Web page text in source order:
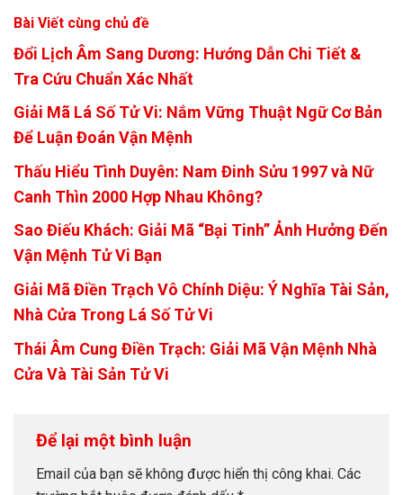
Bài Viết cùng chủ đề
Đổi Lịch Âm Sang Dương: Hướng Dẫn Chi Tiết &
Tra Cứu Chuẩn Xác Nhất
Giải Mã Lá Số Tử Vi: Nắm Vững Thuật Ngữ Cơ Bản
Để Luận Đoán Vận Mệnh
Thấu Hiểu Tình Duyên: Nam Đinh Sửu 1997 và Nữ
Canh Thìn 2000 Hợp Nhau Không?
Sao Điếu Khách: Giải Mã “Bại Tinh” Ảnh Hưởng Đến
Vận Mệnh Tử Vi Bạn
Giải Mã Điền Trạch Vô Chính Diệu: Ý Nghĩa Tài Sản,
Nhà Cửa Trong Lá Số Tử Vi
Thái Âm Cung Điền Trạch: Giải Mã Vận Mệnh Nhà
Cửa Và Tài Sản Tử Vi
Để lại một bình luận
Email của bạn sẽ không được hiển thị công khai. Các